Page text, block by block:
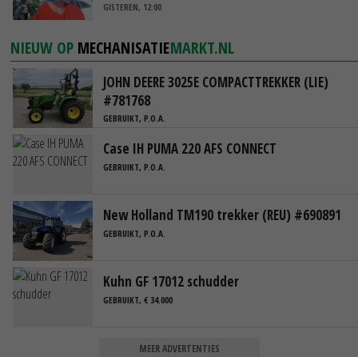
GISTEREN, 12:00
NIEUW OP MECHANISATIEMARKT.NL
JOHN DEERE 3025E COMPACTTREKKER (LIE)
#781768
GEBRUIKT, P.O.A.
Case IH PUMA 220 AFS CONNECT
GEBRUIKT, P.O.A.
New Holland TM190 trekker (REU) #690891
GEBRUIKT, P.O.A.
Kuhn GF 17012 schudder
GEBRUIKT, € 34.000
MEER ADVERTENTIES